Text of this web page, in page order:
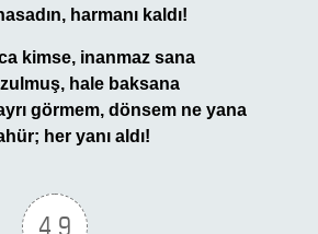
harmanı kaldı!
kimse, inanmaz sana
hale baksana
görmem, dönsem ne yana
her yanı aldı!
4.9